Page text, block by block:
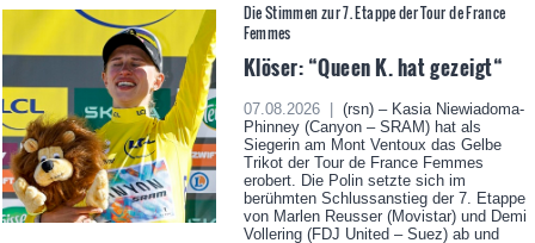
Die Stimmen zur 7. Etappe der Tour de France
Femmes
Klöser: “Queen K. hat gezeigt“
07.08.2026 |
(rsn) – Kasia Niewiadoma-
Phinney (Canyon – SRAM) hat als
Siegerin am Mont Ventoux das Gelbe
Trikot der Tour de France Femmes
erobert. Die Polin setzte sich im
berühmten Schlussanstieg der 7. Etappe
von Marlen Reusser (Movistar) und Demi
Vollering (FDJ United – Suez) ab und